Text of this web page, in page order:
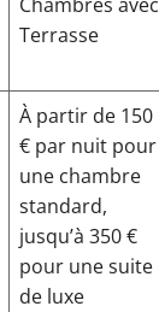
Terrasse
À partir de 150
€ par nuit pour
une chambre
standard,
jusqu’à 350 €
pour une suite
de luxe